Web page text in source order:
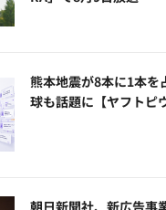
熊本地震が8本に1本を
球も話題に【ヤフトピ
朝日新聞社、新広告事